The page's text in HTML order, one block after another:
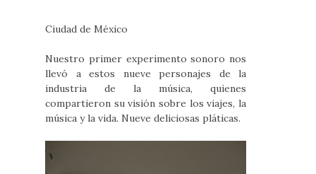
Ciudad de México
Nuestro primer experimento sonoro nos
llevó a estos nueve personajes de la
industria de la música, quienes
compartieron su visión sobre los viajes, la
música y la vida. Nueve deliciosas pláticas.